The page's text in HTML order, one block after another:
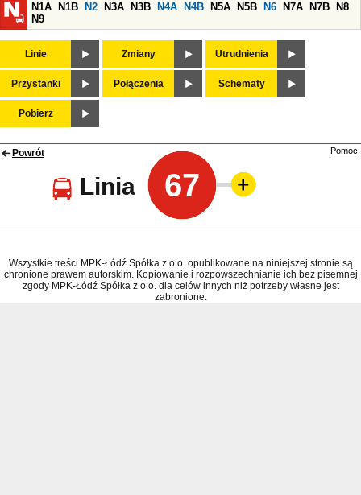
N1A
N1B N2 N3A N3B N4A N4B N5A N5B N6 N7A N7B
N8
N9
Linie Zmiany Utrudnienia
Przystanki Połączenia Schematy
Pobierz
Powrót
Linia 67
Pomoc
Wszystkie treści MPK-Łódź Spółka z o.o. opublikowane na niniejszej stronie są
chronione prawem autorskim. Kopiowanie i rozpowszechnianie ich bez pisemnej
zgody MPK-Łódź Spółka z o.o. dla celów innych niż potrzeby własne jest
zabronione.